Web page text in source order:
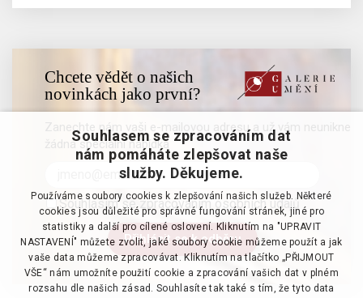
Chcete vědět o našich
novinkách jako první?
Zanechte nám vaši e-mailovou adresu a už vám neunikne
žádná speciální nabídka
Souhlasím se zpracováním osobních údajů
Souhlasem se zpracováním dat
nám pomáháte zlepšovat naše
služby. Děkujeme.
Používáme soubory cookies k zlepšování našich služeb. Některé
cookies jsou důležité pro správné fungování stránek, jiné pro
statistiky a další pro cílené oslovení. Kliknutím na "UPRAVIT
NASTAVENÍ" můžete zvolit, jaké soubory cookie můžeme použít a jak
vaše data můžeme zpracovávat. Kliknutím na tlačítko „PŘIJMOUT
VŠE“ nám umožníte použití cookie a zpracování vašich dat v plném
rozsahu dle našich zásad. Souhlasíte tak také s tím, že tyto data